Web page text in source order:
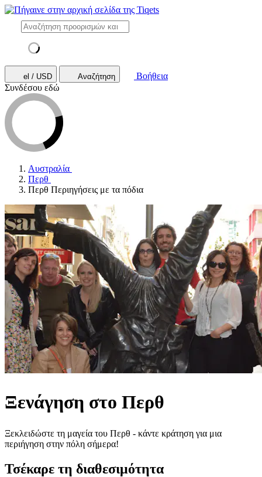
el / USD Αναζήτηση
Βοήθεια
Συνδέσου εδώ
Αυστραλία
Περθ
Περθ Περιηγήσεις με τα πόδια
Ξενάγηση στο Περθ
Ξεκλειδώστε τη μαγεία του Περθ - κάντε κράτηση για μια
περιήγηση στην πόλη σήμερα!
Τσέκαρε τη διαθεσιμότητα